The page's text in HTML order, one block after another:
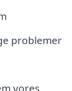
problemer
vores